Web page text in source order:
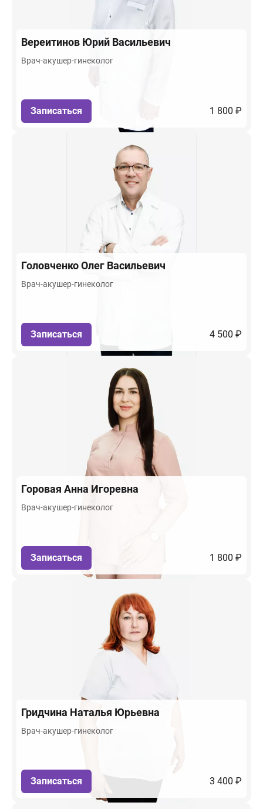
Вереитинов Юрий Васильевич
Врач-акушер-гинеколог
Записаться 1 800 ₽
ГоловченкоОлег Васильевич
Врач-акушер-гинеколог
Записаться 4 500 ₽
Горовая Анна Игоревна
Врач-акушер-гинеколог
Записаться 1 800 ₽
Гридчина Наталья Юрьевна
Врач-акушер-гинеколог
Записаться 3 400 ₽